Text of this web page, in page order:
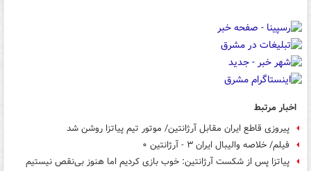
اخبار مرتبط
پیروزی قاطع ایران مقابل آرژانتین/ موتور تیم پیاتزا روشن شد
فیلم/ خلاصه والیبال ایران ۳ - آرژانتین ۰
پیاتزا پس از شکست آرژانتین: خوب بازی کردیم اما هنوز بی‌نقص نیستیم